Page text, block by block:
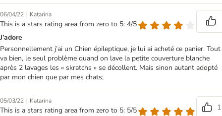
06/04/22 | Katarina
This is a stars rating area from zero to 5: 4/5
J’adore
Personnellement j’ai un Chien épileptique, je lui ai acheté ce panier. Tout
va bien, le seul problème quand on lave la petite couverture blanche
après 2 lavages les « skratchs » se décollent. Mais sinon autant adopté
par mon chien que par mes chats;
05/03/22 | Katarina
This is a stars rating area from zero to 5: 5/5
1